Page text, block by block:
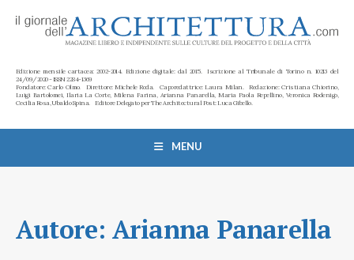
Edizione mensile cartacea: 2002-2014. Edizione digitale: dal 2015. Iscrizione al Tribunale di Torino n. 10213 del
24/09/2020 - ISSN 2284-1369
Fondatore: Carlo Olmo. Direttore: Michele Roda. Caporedattrice: Laura Milan. Redazione: Cristiana Chiorino,
Luigi Bartolomei, Ilaria La Corte, Milena Farina, Arianna Panarella, Maria Paola Repellino, Veronica Rodenigo,
Cecilia Rosa, Ubaldo Spina. Editore Delegato per The Architectural Post: Luca Gibello.
MENU
Autore: Arianna Panarella